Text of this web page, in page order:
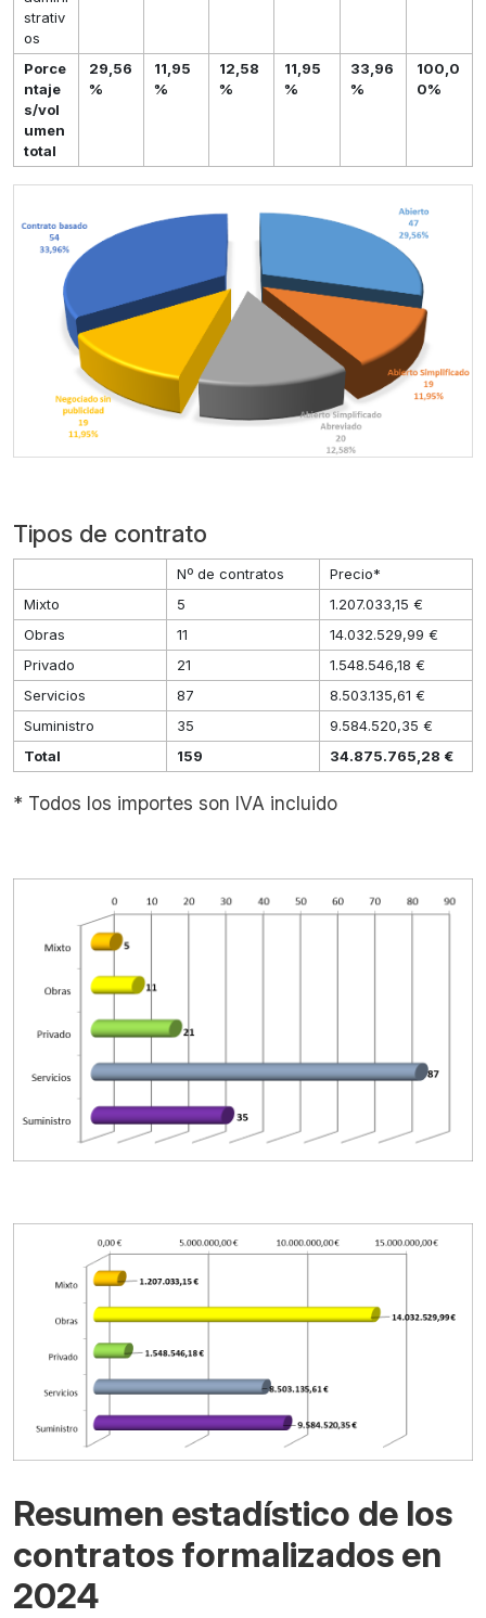
strativ
os
Porce
ntaje
s/vol
umen
total
29,56
%
11,95
%
12,58
%
11,95
%
33,96
%
100,0
0%
Tipos de contrato
Nº de contratos
Precio*
Mixto
5
1.207.033,15 €
Obras
11
14.032.529,99 €
Privado
21
1.548.546,18 €
Servicios
87
8.503.135,61 €
Suministro
35
9.584.520,35 €
Total
159 34.875.765,28 €
* Todos los importes son IVA incluido
Resumen estadístico de los
contratos formalizados en
2024